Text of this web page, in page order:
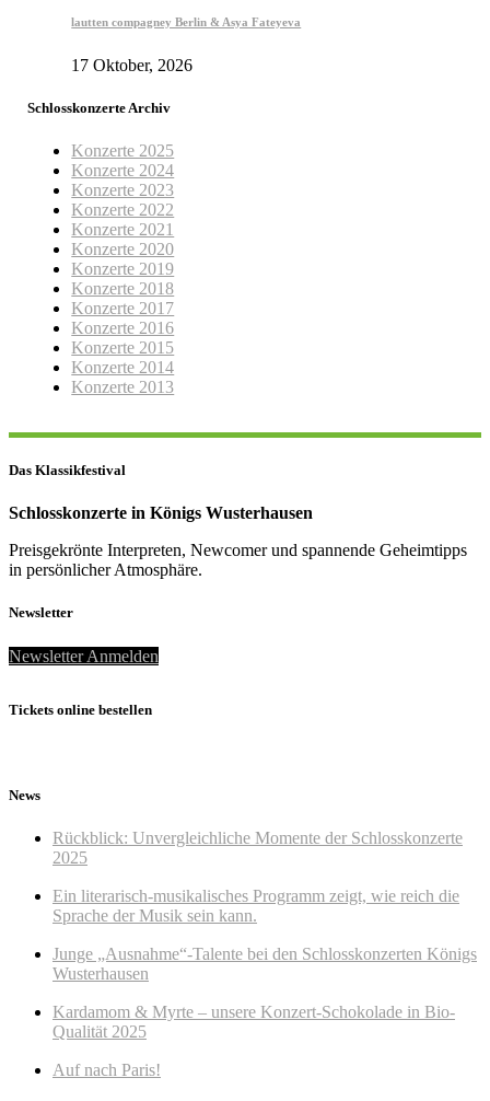
lautten compagney Berlin & Asya Fateyeva
17 Oktober, 2026
Schlosskonzerte Archiv
Konzerte 2025
Konzerte 2024
Konzerte 2023
Konzerte 2022
Konzerte 2021
Konzerte 2020
Konzerte 2019
Konzerte 2018
Konzerte 2017
Konzerte 2016
Konzerte 2015
Konzerte 2014
Konzerte 2013
Das Klassikfestival
Schlosskonzerte in Königs Wusterhausen
Preisgekrönte Interpreten, Newcomer und spannende Geheimtipps
in persönlicher Atmosphäre.
Newsletter
Newsletter Anmelden
Tickets online bestellen
News
Rückblick: Unvergleichliche Momente der Schlosskonzerte
2025
Ein literarisch-musikalisches Programm zeigt, wie reich die
Sprache der Musik sein kann.
Junge „Ausnahme“-Talente bei den Schlosskonzerten Königs
Wusterhausen
Kardamom & Myrte – unsere Konzert-Schokolade in Bio-
Qualität 2025
Auf nach Paris!